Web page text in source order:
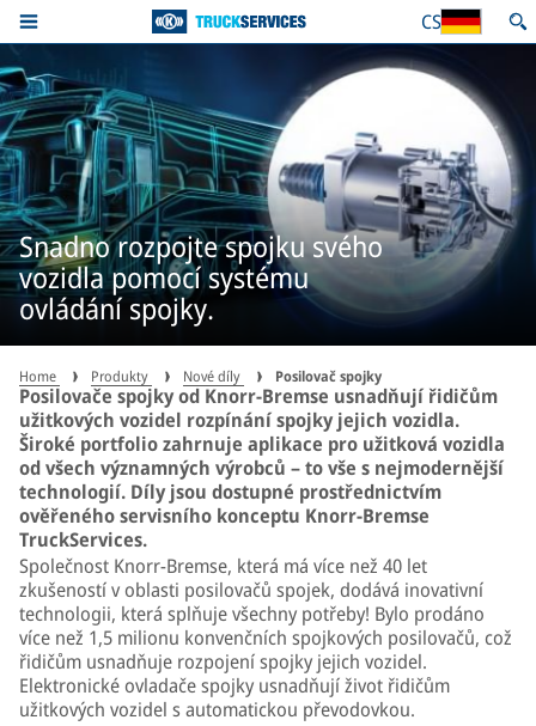
CS
Snadno rozpojte spojku svého
vozidla pomocí systému
ovládání spojky.
Home Produkty Nové díly Posilovač spojky
Posilovače spojky od Knorr-Bremse usnadňují řidičům
užitkových vozidel rozpínání spojky jejich vozidla.
Široké portfolio zahrnuje aplikace pro užitková vozidla
od všech významných výrobců – to vše s nejmodernější
technologií. Díly jsou dostupné prostřednictvím
ověřeného servisního konceptu Knorr-Bremse
TruckServices.
Společnost Knorr-Bremse, která má více než 40 let
zkušeností v oblasti posilovačů spojek, dodává inovativní
technologii, která splňuje všechny potřeby! Bylo prodáno
více než 1,5 milionu konvenčních spojkových posilovačů, což
řidičům usnadňuje rozpojení spojky jejich vozidel.
Elektronické ovladače spojky usnadňují život řidičům
užitkových vozidel s automatickou převodovkou.